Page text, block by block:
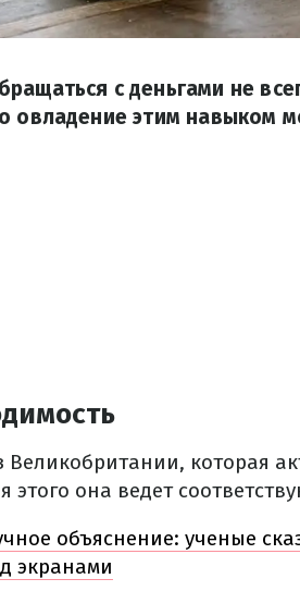
с деньгами не
овладение этим навыком
которая
она ведет
объяснение: ученые
экранами